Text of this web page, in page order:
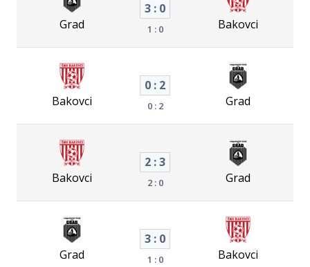
Grad
3 : 0
1 : 0 Bakovci
Bakovci
0 : 2
0 : 2 Grad
Bakovci
2 : 3
2 : 0 Grad
Grad
3 : 0
1 : 0 Bakovci